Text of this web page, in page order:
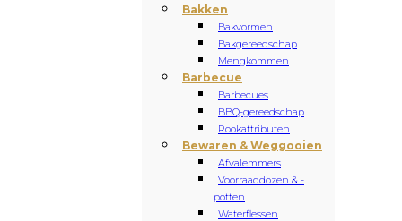
Bakken
Bakvormen
Bakgereedschap
Mengkommen
Barbecue
Barbecues
BBQ-gereedschap
Rookattributen
Bewaren & Weggooien
Afvalemmers
Voorraaddozen & -
potten
Waterflessen